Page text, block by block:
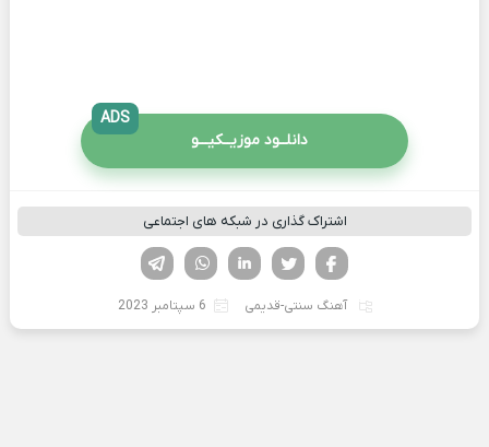
دانلــود موزیــکیـــو
ADS
اشتراک گذاری در شبکه های اجتماعی
لینکدین تویتر
فیسوک
آهنگ سنتی-قدیمی 6 سپتامبر 2023